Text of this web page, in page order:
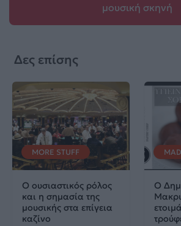
μουσική σκηνή
Δες επίσης
MORE STUFF
Ο ουσιαστικός ρόλος
και η σημασία της
μουσικής στα επίγεια
καζίνο
Ο